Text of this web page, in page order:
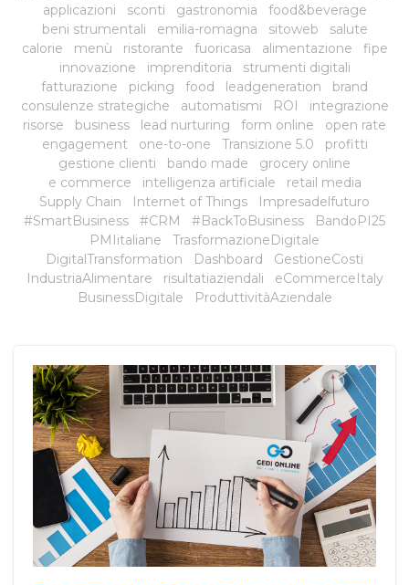
applicazioni
sconti gastronomia
food&beverage
beni strumentali
emilia-romagna sitoweb
salute
calorie
menù ristorante fuoricasa alimentazione
fipe
innovazione
imprenditoria
strumenti digitali
fatturazione
picking food leadgeneration
brand
consulenze strategiche
automatismi ROI
integrazione
risorse
business lead nurturing form online
open rate
engagement
one-to-one Transizione 5.0
profitti
gestione clienti
bando made
grocery online
e commerce
intelligenza artificiale
retail media
Supply Chain
Internet of Things
Impresadelfuturo
#SmartBusiness
#CRM #BackToBusiness
BandoPI25
PMIitaliane
TrasformazioneDigitale
DigitalTransformation
Dashboard
GestioneCosti
IndustriaAlimentare
risultatiaziendali
eCommerceItaly
BusinessDigitale
ProduttivitàAziendale